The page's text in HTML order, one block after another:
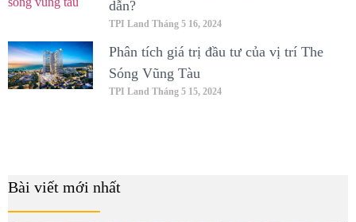
dẫn?
TPI Land Tháng 5 16, 2024
Phân tích giá trị đầu tư của vị trí The
Sóng Vũng Tàu
TPI Land Tháng 5 15, 2024
Bài viết mới nhất